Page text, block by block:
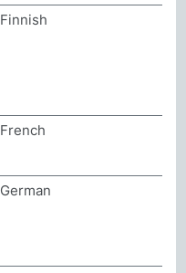
Finnish
French
German